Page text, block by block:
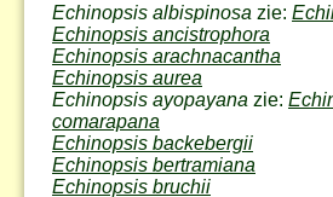
Echinopsis albispinosa zie:
Echinopsis ancistrophora
Echinopsis arachnacantha
Echinopsis aurea
Echinopsis ayopayana zie:
comarapana
Echinopsis backebergii
Echinopsis bertramiana
Echinopsis bruchii